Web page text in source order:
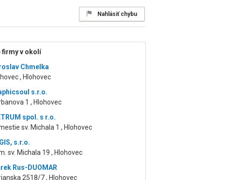
Nahlásiť chybu
firmy v okolí
Chmelka
, Hlohovec
s.r.o.
1 , Hlohovec
spol. s r.o.
sv. Michala 1 , Hlohovec
s.r.o.
sv. Michala 19 , Hlohovec
Rus-DUOMAR
2518/7 , Hlohovec